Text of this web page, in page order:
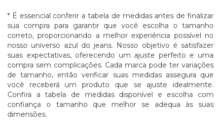
* É essencial conferir a tabela de medidas antes de finalizar
sua compra para garantir que você escolha o tamanho
correto, proporcionando a melhor experiência possível no
nosso universo azul do jeans. Nosso objetivo é satisfazer
suas expectativas, oferecendo um ajuste perfeito e uma
compra sem complicações. Cada marca pode ter variações
de tamanho, então verificar suas medidas assegura que
você receberá um produto que se ajuste idealmente.
Confira a tabela de medidas disponível e escolha com
confiança o tamanho que melhor se adequa às suas
dimensões.